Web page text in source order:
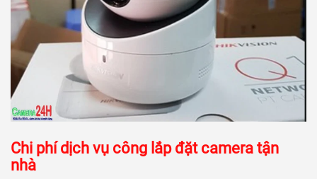
Chi phí dịch vụ công lắp đặt camera tận
nhà